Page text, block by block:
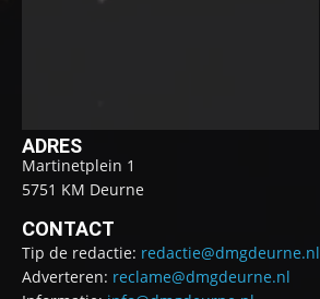
ADRES
Martinetplein 1
5751 KM Deurne
CONTACT
Tip de redactie: redactie@dmgdeurne.nl
Adverteren: reclame@dmgdeurne.nl